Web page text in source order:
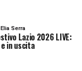
Elia Serra
Lazio 2026 LIVE:
in uscita